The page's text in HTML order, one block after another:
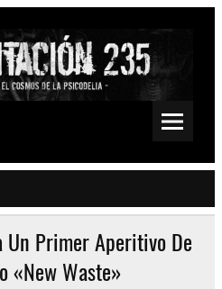
Sludge, Fuzz, Space, Drone
Un Primer Aperitivo De
«New Waste»